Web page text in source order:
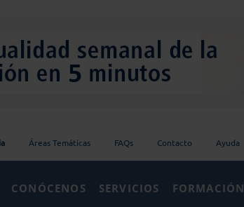
Áreas Temáticas FAQs Contacto Ayuda
CONÓCENOS SERVICIOS FORMACIÓN